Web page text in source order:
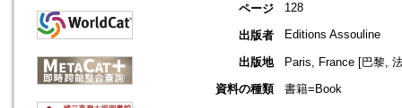
ページ 128
出版者 Editions Assouline
出版地
Paris, France [巴黎,
資料の種類
書籍=Book